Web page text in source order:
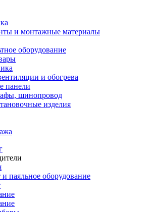
и монтажные материалы
оборудование
и обогрева
панели
шинопровод
изделия